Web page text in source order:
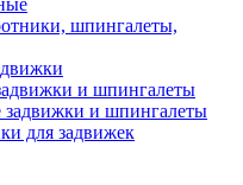
шпингалеты,
и шпингалеты
задвижки и шпингалеты
для задвижек